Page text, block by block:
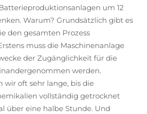
um 12
Warum? Grundsätzlich gibt es
den gesamten Prozess
muss die Maschinenanlage
der Zugänglichkeit für die
werden.
wir oft sehr lange, bis die
vollständig getrocknet
über eine halbe Stunde. Und